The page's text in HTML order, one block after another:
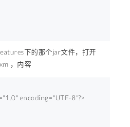
下的那个jar文件，打开
，内容
"1.0" encoding="UTF-8"?>